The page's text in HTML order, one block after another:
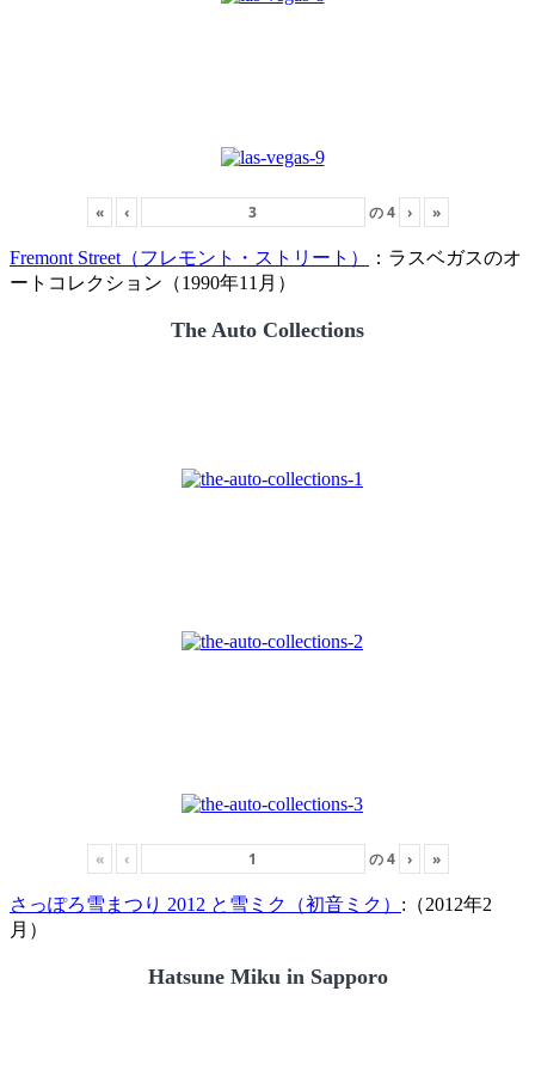
« ‹ の4 › »
Fremont Street（フレモント・ストリート）
：ラスベガスのオ
ートコレクション（1990年11月）
The Auto Collections
« ‹ の4 › »
さっぽろ雪まつり 2012 と雪ミク（初音ミク） :（2012年2
月）
Hatsune Miku in Sapporo